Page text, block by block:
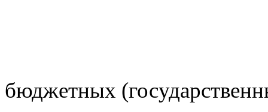
бюджетных